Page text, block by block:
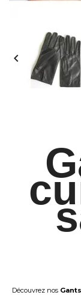

Découvrez nos